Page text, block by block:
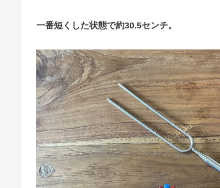
一番短くした状態で約30.5センチ。